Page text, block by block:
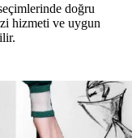
doğru
hizmeti ve uygun